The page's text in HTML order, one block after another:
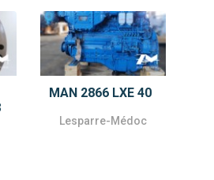
MAN 2866 LXE 40
Lesparre-Médoc